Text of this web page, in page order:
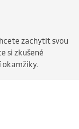
zachytit svou
si zkušené